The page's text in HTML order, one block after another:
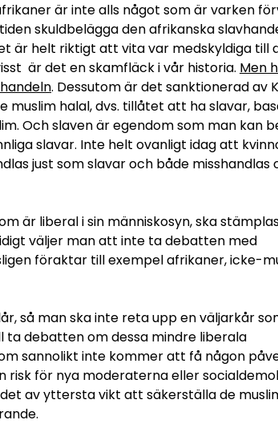
är inte alls något som är varken
skuldbelägga den afrikanska
är helt riktigt att vita var medskyldiga till
är det en skamfläck i vår historia. Men
. Dessutom är det sanktionerad av
muslim halal, dvs. tillåtet att ha slavar,
Och slaven är egendom som man kan
slavar. Inte helt ovanligt idag att
just som slavar och både misshandlas
är liberal i sin människosyn, ska
väljer man att inte ta debatten med
föraktar till exempel afrikaner, icke-
så man ska inte reta upp en väljarkår
ta debatten om dessa mindre liberala
sannolikt inte kommer att få någon
risk för nya moderaterna eller
av yttersta vikt att säkerställa de